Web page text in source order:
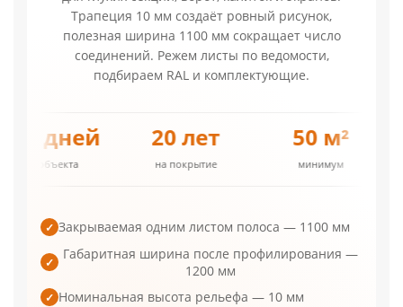
Трапеция 10 мм создаёт ровный рисунок,
полезная ширина 1100 мм сокращает число
соединений. Режем листы по ведомости,
подбираем RAL и комплектующие.
от 187.32 р.
стоимость м²
1–3 дня
срок выпуска
4–5
до объекта
✓ Закрываемая одним листом полоса — 1100 мм
✓
Габаритная ширина после профилирования —
1200 мм
✓ Номинальная высота рельефа — 10 мм